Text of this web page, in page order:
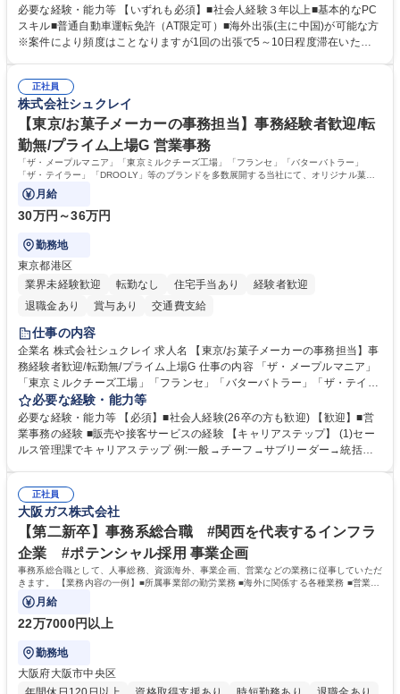
わいい』を届けるやりがいのあるポジションです。 有名ブランドやキャラ
クターライセンスを活用した商品の企画・開発・販売を行っています。企
画段階から納品まで、商品の製造に関わる全てのプロセスにおいて、生産
元様とのやり取り、輸入関連の書類の管理、国内倉庫での品質チェック、
工場開拓などがございます。 募集職種 【生産管理】キャラクターバック
や雑貨の生産・品質管理/年休125日/転勤無
必要な経験・能力等 【いずれも必須】■社会人経験３年以上■基本的なPC
スキル■普通自動車運転免許（AT限定可）■海外出張(主に中国)が可能な方
※案件により頻度はことなりますが1回の出張で5～10日程度滞在いただ
め、『コツコツと実直に取り組める方』 ・工場やライセンス元を含む社内
外関係者と友好なコミュニケーションが取れる方 ※折衝は営業担当がメイ
ンで行います。 学歴・資格 学歴：大学院 大学 高専 短大 専修学校 高校 語
学力： 資格：
正社員
株式会社シュクレイ
【東京/お菓子メーカーの事務担当】事務経験者歓迎/転
勤無/プライム上場G 営業事務
「ザ・メープルマニア」「東京ミルクチーズ工場」「フランセ」「バターバトラー」
「ザ・テイラー」「DROOLY」等のブランドを多数展開する当社にて、オリジナル菓子
ブランド商品の事務業務をお任せいたします。
月給
30万円～36万円
勤務地
東京都港区
業界未経験歓迎
転勤なし 住宅手当あり
経験者歓迎
退職金あり
賞与あり 交通費支給
仕事の内容
企業名 株式会社シュクレイ 求人名 【東京/お菓子メーカーの事務担当】事
務経験者歓迎/転勤無/プライム上場G 仕事の内容 「ザ・メープルマニア」
「東京ミルクチーズ工場」「フランセ」「バターバトラー」「ザ・テイラ
ー」「DROOLY」等のブランドを多数展開する当社にて、オリジナル菓子
ブランド商品の事務業務をお任せいたします。 【具体的な業務内容】 ■店
舗からの発注受付/PC入力業務 ■受電対応(社内/社外) ■商品のマスター登
録 ■日々の売上抽出・報告 ■提携企業への書類送付業務 ■契約書管理業務
必要な経験・能力等
必要な経験・能力等 【必須】■社会人経験(26卒の方も歓迎) 【歓迎】■営
業事務の経験 ■販売や接客サービスの経験 【キャリアステップ】 (1)セー
ルス管理課でキャリアステップ 例:一般→チーフ→サブリーダー→統括リ
や個別面談を通してご自身のキャリアと向き合っていただき、会社として
もバックアップしていきます。 学歴・資格 学歴：大学院 大学 高専 短大
専修学校 高校 語学力： 資格：
正社員
大阪ガス株式会社
【第二新卒】事務系総合職 #関西を代表するインフラ
企業 #ポテンシャル採用 事業企画
事務系総合職として、人事総務、資源海外、事業企画、営業などの業務に従事していただ
きます。 【業務内容の一例】■所属事業部の勤労業務 ■海外に関係する各種業務 ■営業部
門の企画スタッフ、ルート営業
月給
22万7000円以上
勤務地
大阪府大阪市中央区